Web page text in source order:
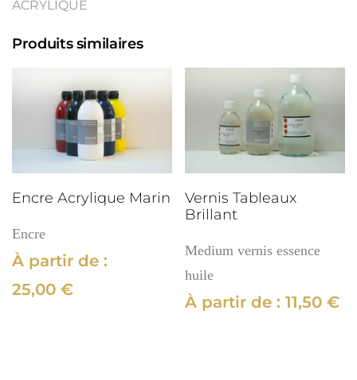
ACRYLIQUE
Produits similaires
Encre Acrylique Marin
Encre
À partir de :
25,00 €
Vernis Tableaux
Brillant
Medium vernis essence
huile
À partir de :11,50€